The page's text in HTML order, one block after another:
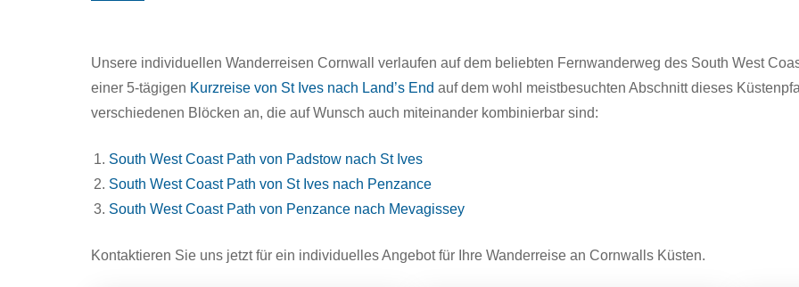
Unsere individuellen Wanderreisen Cornwall verlaufen auf dem beliebten Fernwanderweg des South West
einer 5-tägigen Kurzreise von St Ives nach Land’s End auf dem wohl meistbesuchten Abschnitt dieses
verschiedenen Blöcken an, die auf Wunsch auch miteinander kombinierbar sind:
South West Coast Path von Padstow nach St Ives
South West Coast Path von St Ives nach Penzance
South West Coast Path von Penzance nach Mevagissey
Kontaktieren Sie uns jetzt für ein individuelles Angebot für Ihre Wanderreise an Cornwalls Küsten.